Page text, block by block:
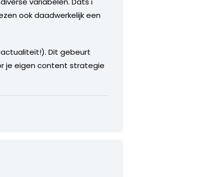
ook daadwerkelijk een
Dit gebeurt
je eigen content strategie